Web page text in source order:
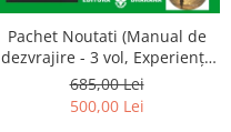
Pachet Noutati (Manual de
dezvrajire - 3 vol, Experiențe
și amintiri, Rugăciunile
Luceafarului de dimineata) -
Marius Ghidel
685,00 Lei
500,00 Lei